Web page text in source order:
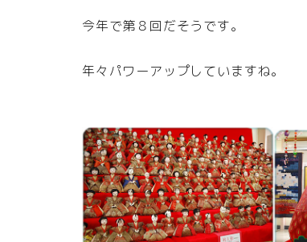
今年で第８回だそうです。
年々パワーアップしていますね。